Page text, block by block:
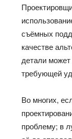
съёмных
качестве
детали может
требующей
Во многих,
проблему; в